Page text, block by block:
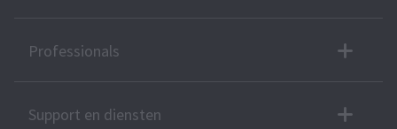
Professionals
Support en diensten